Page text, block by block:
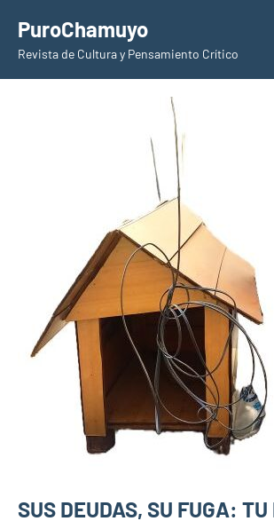
contenido
PuroChamuyo
Revista de Cultura y Pensamiento Crítico
SUS DEUDAS, SU FUGA: TU